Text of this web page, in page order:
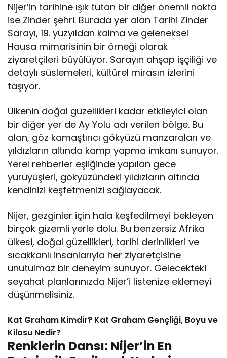
Nijer’in tarihine ışık tutan bir diğer önemli nokta
ise Zinder şehri. Burada yer alan Tarihi Zinder
Sarayı, 19. yüzyıldan kalma ve geleneksel
Hausa mimarisinin bir örneği olarak
ziyaretçileri büyülüyor. Sarayın ahşap işçiliği ve
detaylı süslemeleri, kültürel mirasın izlerini
taşıyor.
Ülkenin doğal güzellikleri kadar etkileyici olan
bir diğer yer de Ay Yolu adı verilen bölge. Bu
alan, göz kamaştırıcı gökyüzü manzaraları ve
yıldızların altında kamp yapma imkanı sunuyor.
Yerel rehberler eşliğinde yapılan gece
yürüyüşleri, gökyüzündeki yıldızların altında
kendinizi keşfetmenizi sağlayacak.
Nijer, gezginler için hala keşfedilmeyi bekleyen
birçok gizemli yerle dolu. Bu benzersiz Afrika
ülkesi, doğal güzellikleri, tarihi derinlikleri ve
sıcakkanlı insanlarıyla her ziyaretçisine
unutulmaz bir deneyim sunuyor. Gelecekteki
seyahat planlarınızda Nijer’i listenize eklemeyi
düşünmelisiniz.
Kat Graham Kimdir? Kat Graham Gençliği, Boyu ve
Kilosu Nedir?
Renklerin Dansı: Nijer’in En